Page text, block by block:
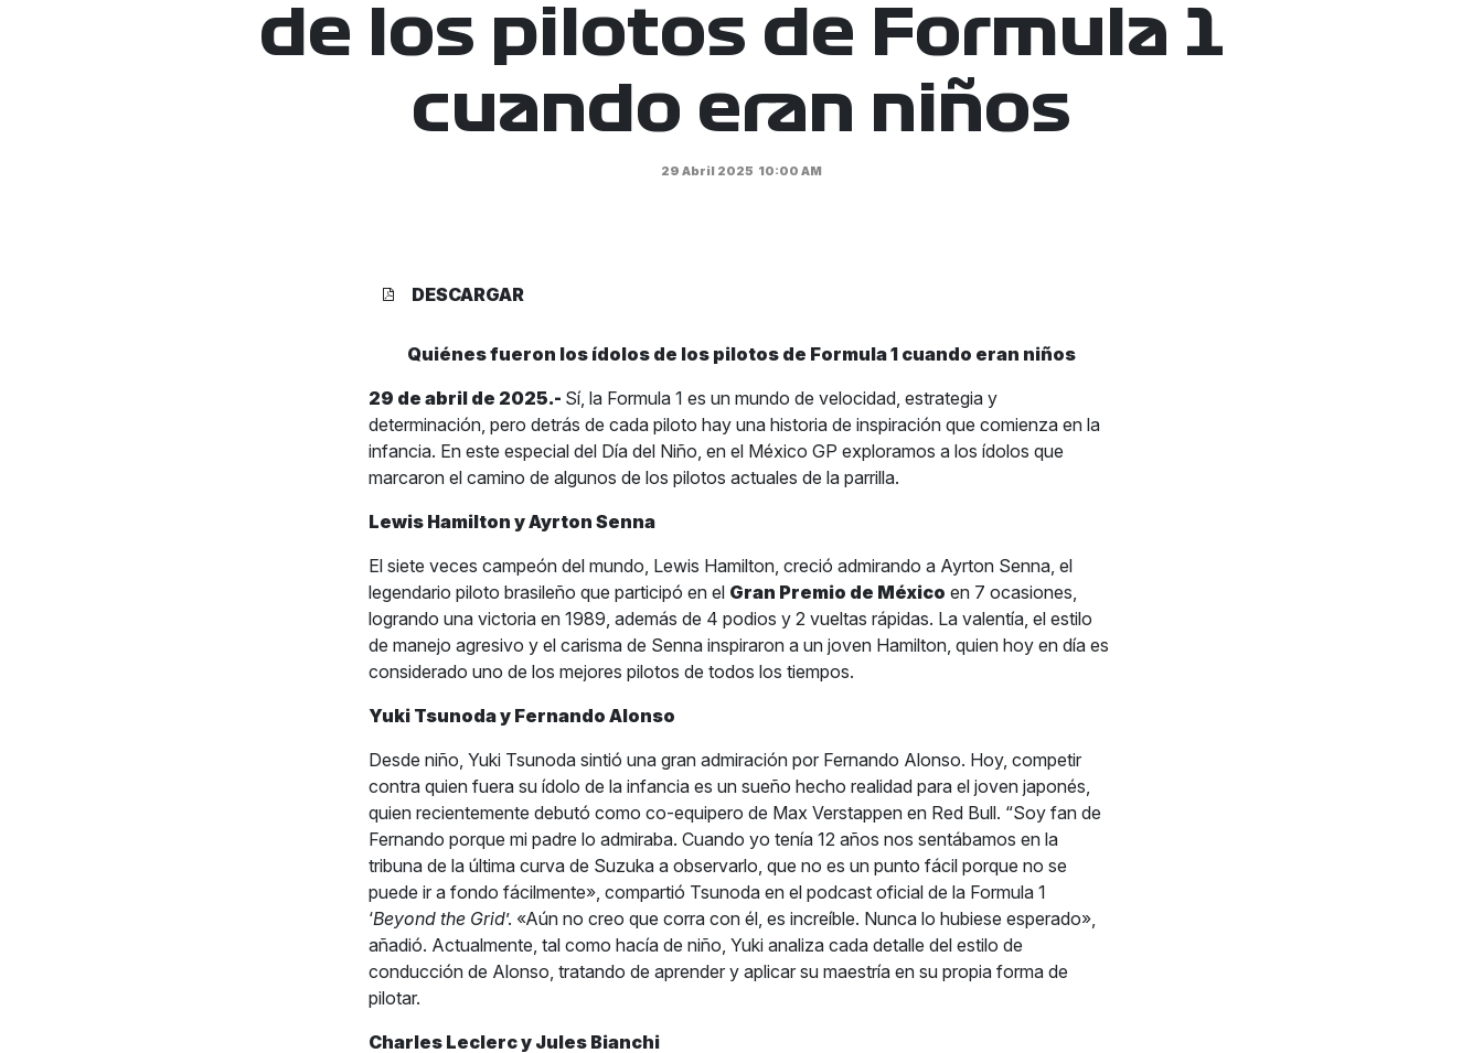
de los pilotos de Formula 1
cuando eran niños
29 Abril 2025 10:00 AM
DESCARGAR
Quiénes fueron los ídolos de los pilotos de Formula 1 cuando eran niños
29 de abril de 2025.- Sí, la Formula 1 es un mundo de velocidad, estrategia y
determinación, pero detrás de cada piloto hay una historia de inspiración que comienza en la
infancia. En este especial del Día del Niño, en el México GP exploramos a los ídolos que
marcaron el camino de algunos de los pilotos actuales de la parrilla.
Lewis Hamilton y Ayrton Senna
El siete veces campeón del mundo, Lewis Hamilton, creció admirando a Ayrton Senna, el
legendario piloto brasileño que participó en el Gran Premio de México en 7 ocasiones,
logrando una victoria en 1989, además de 4 podios y 2 vueltas rápidas. La valentía, el estilo
de manejo agresivo y el carisma de Senna inspiraron a un joven Hamilton, quien hoy en día es
considerado uno de los mejores pilotos de todos los tiempos.
Yuki Tsunoda y Fernando Alonso
Desde niño, Yuki Tsunoda sintió una gran admiración por Fernando Alonso. Hoy, competir
contra quien fuera su ídolo de la infancia es un sueño hecho realidad para el joven japonés,
quien recientemente debutó como co-equipero de Max Verstappen en Red Bull. “Soy fan de
Fernando porque mi padre lo admiraba. Cuando yo tenía 12 años nos sentábamos en la
tribuna de la última curva de Suzuka a observarlo, que no es un punto fácil porque no se
puede ir a fondo fácilmente», compartió Tsunoda en el podcast oficial de la Formula 1
‘Beyond the Grid’. «Aún no creo que corra con él, es increíble. Nunca lo hubiese esperado»,
añadió. Actualmente, tal como hacía de niño, Yuki analiza cada detalle del estilo de
conducción de Alonso, tratando de aprender y aplicar su maestría en su propia forma de
pilotar.
Charles Leclerc y Jules Bianchi